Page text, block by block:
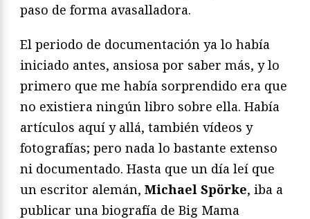
paso de forma avasalladora.
El periodo de documentación ya lo había
iniciado antes, ansiosa por saber más, y lo
primero que me había sorprendido era que
no existiera ningún libro sobre ella. Había
artículos aquí y allá, también vídeos y
fotografías; pero nada lo bastante extenso
ni documentado. Hasta que un día leí que
un escritor alemán, Michael Spörke, iba a
publicar una biografía de Big Mama